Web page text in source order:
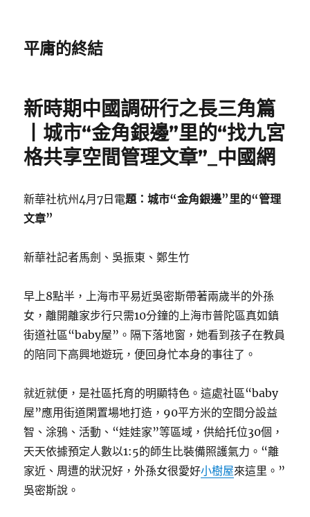
平庸的終結
新時期中國調研行之長三角篇
丨城市“金角銀邊”里的“找九宮
格共享空間管理文章”_中國網
新華社杭州4月7日電題：城市“金角銀邊”里的“管理
文章”
新華社記者馬劍、吳振東、鄭生竹
早上8點半，上海市平易近吳密斯帶著兩歲半的外孫
女，離開離家步行只需10分鐘的上海市普陀區真如鎮
街道社區“baby屋”。隔下落地窗，她看到孩子在教員
的陪同下高興地遊玩，便回身忙本身的事往了。
就近就便，是社區托育的明顯特色。這處社區“baby
屋”應用街道閑置場地打造，90平方米的空間分設益
智、涂鴉、活動、“娃娃家”等區域，供給托位30個，
天天依據預定人數以1:5的師生比裝備照護氣力。“離
家近、周遭的狀況好，外孫女很愛好小樹屋來這里。”
吳密斯說。